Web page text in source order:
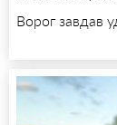
Ворог завдав